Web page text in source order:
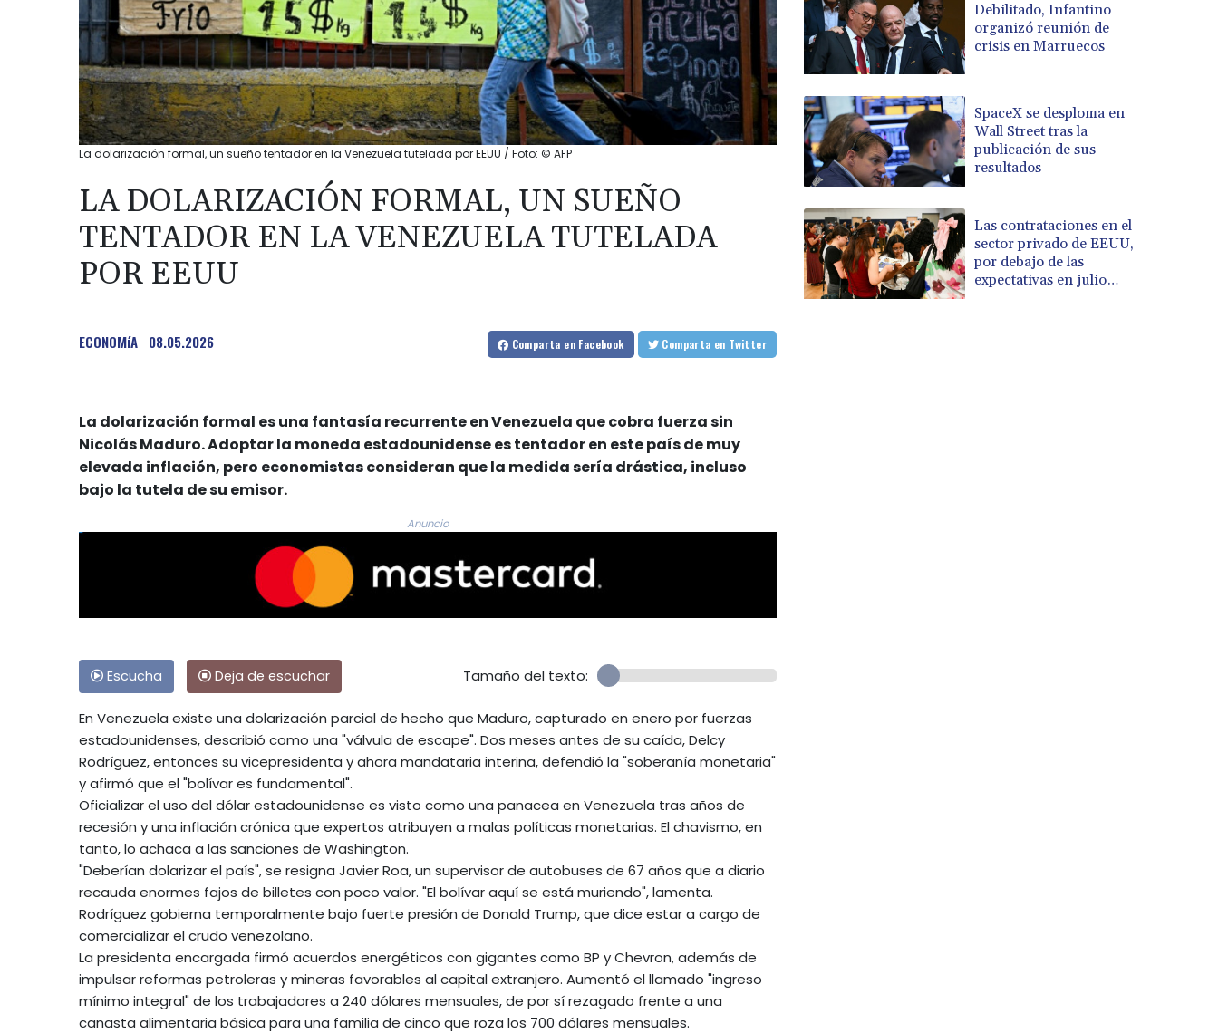
La dolarización formal, un sueño tentador en la Venezuela tutelada por EEUU / Foto: © AFP
LA DOLARIZACIÓN FORMAL, UN SUEÑO
TENTADOR EN LA VENEZUELA TUTELADA
POR EEUU
ECONOMíA 08.05.2026 Comparta en Facebook Comparta en Twitter
La dolarización formal es una fantasía recurrente en Venezuela que cobra fuerza sin
Nicolás Maduro. Adoptar la moneda estadounidense es tentador en este país de muy
elevada inflación, pero economistas consideran que la medida sería drástica, incluso
bajo la tutela de su emisor.
Anuncio
Escucha Deja de escuchar Tamaño del texto:
En Venezuela existe una dolarización parcial de hecho que Maduro, capturado en enero por fuerzas
estadounidenses, describió como una "válvula de escape". Dos meses antes de su caída, Delcy
Rodríguez, entonces su vicepresidenta y ahora mandataria interina, defendió la "soberanía monetaria"
y afirmó que el "bolívar es fundamental".
Oficializar el uso del dólar estadounidense es visto como una panacea en Venezuela tras años de
recesión y una inflación crónica que expertos atribuyen a malas políticas monetarias. El chavismo, en
tanto, lo achaca a las sanciones de Washington.
"Deberían dolarizar el país", se resigna Javier Roa, un supervisor de autobuses de 67 años que a diario
recauda enormes fajos de billetes con poco valor. "El bolívar aquí se está muriendo", lamenta.
Rodríguez gobierna temporalmente bajo fuerte presión de Donald Trump, que dice estar a cargo de
comercializar el crudo venezolano.
La presidenta encargada firmó acuerdos energéticos con gigantes como BP y Chevron, además de
impulsar reformas petroleras y mineras favorables al capital extranjero. Aumentó el llamado "ingreso
mínimo integral" de los trabajadores a 240 dólares mensuales, de por sí rezagado frente a una
canasta alimentaria básica para una familia de cinco que roza los 700 dólares mensuales.
Debilitado, Infantino
organizó reunión de
crisis en Marruecos
SpaceX se desploma en
Wall Street tras la
publicación de sus
resultados
Las contrataciones en el
sector privado de EEUU,
por debajo de las
expectativas en julio